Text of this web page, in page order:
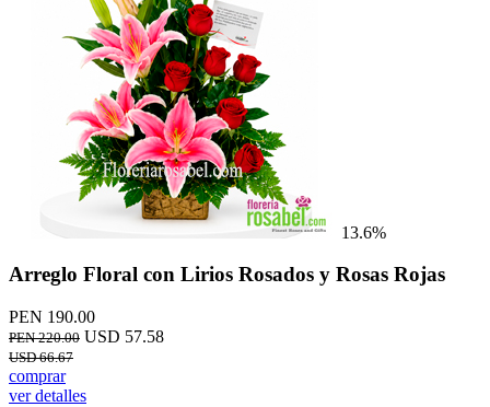
13.6%
Arreglo Floral con Lirios Rosados y Rosas Rojas
PEN 190.00
PEN 220.00 USD 57.58
USD 66.67
comprar
ver detalles